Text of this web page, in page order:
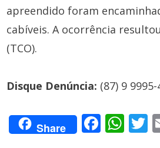
apreendido foram
cabíveis. A ocorrência
(TCO).
Disque Denúncia: (87) 9 9995-
Share F W T